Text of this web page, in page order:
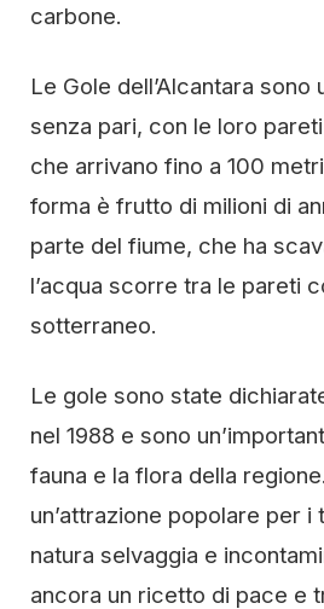
carbone.
Le Gole dell’Alcantara sono
senza pari, con le loro
che arrivano fino a 100
forma è frutto di milioni di
parte del fiume, che ha
l’acqua scorre tra le pareti
sotterraneo.
Le gole sono state
nel 1988 e sono
fauna e la flora della
un’attrazione popolare per i
natura selvaggia e
ancora un ricetto di pace e